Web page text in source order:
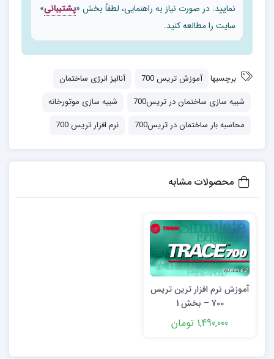
نمایید. در صورت نیاز به راهنمایی، لطفاً بخش «پشتیبانی»
سایت را مطالعه کنید.
برچسبها آموزش تریس 700
آنالیز انرژی ساختمان
شبیه سازی ساختمان در تریس700
شبیه سازی موتورخانه
محاسبه بار ساختمان در تریس700
نرم افزار تریس 700
محصولات مشابه
آموزش نرم افزار ترین تریس
700 – بخش 1
1,490,000 تومان